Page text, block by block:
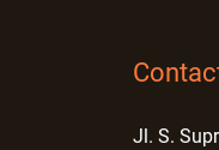
Jl. S.